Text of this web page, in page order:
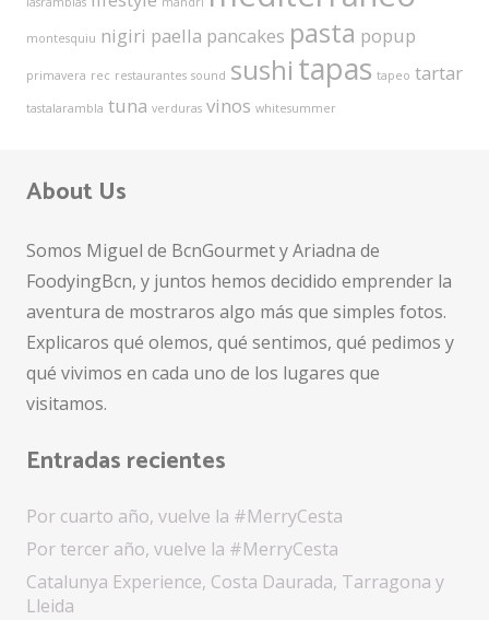
montesquiu nigiri paella pancakes pasta popup
primavera rec restaurantes sound sushi tapas tapeo tartar
tastalarambla tuna verduras vinos whitesummer
About Us
Somos Miguel de BcnGourmet y Ariadna de
FoodyingBcn, y juntos hemos decidido emprender la
aventura de mostraros algo más que simples fotos.
Explicaros qué olemos, qué sentimos, qué pedimos y
qué vivimos en cada uno de los lugares que
visitamos.
Entradas recientes
Por cuarto año, vuelve la #MerryCesta
Por tercer año, vuelve la #MerryCesta
Catalunya Experience, Costa Daurada, Tarragona y
Lleida